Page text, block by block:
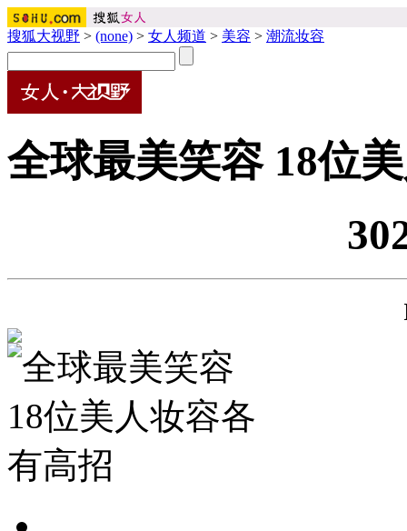
搜狐大视野 > (none) > 女人频道 > 美容 > 潮流妆容
全球最美笑容 18位